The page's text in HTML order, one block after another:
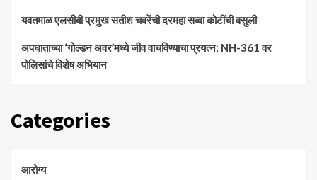
यवतमाळ एलसीबी प्रमुख सतीश चवरेंची दरमहा सव्वा कोटींची वसुली
अपघाताच्या ‘गोल्डन अवर’मध्ये जीव वाचविण्याचा प्रयत्न; NH-361 वर
पोलिसांचे विशेष अभियान
Categories
आरोग्य